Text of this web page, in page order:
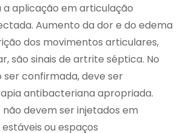
a aplicação em articulação
Aumento da dor e do edema
dos movimentos articulares,
são sinais de artrite séptica. No
ser confirmada, deve ser
antibacteriana apropriada.
devem ser injetados em
ou espaços